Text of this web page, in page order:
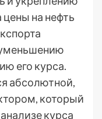
цены на нефть
его курса.
абсолютной,
который
курса